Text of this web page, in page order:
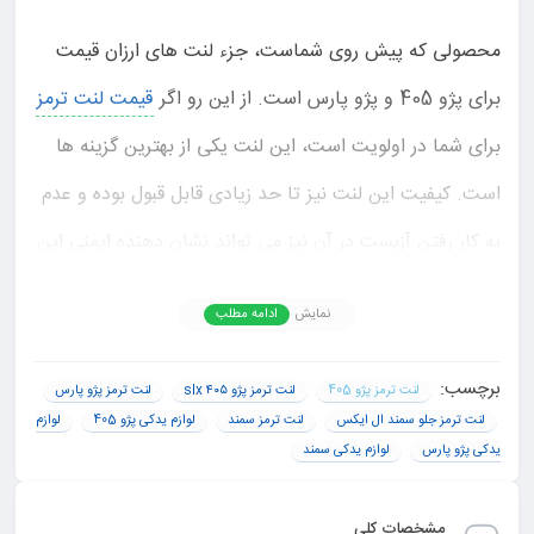
محصولی که پیش روی شماست، جزء لنت های ارزان قیمت
برای پژو 405 و پژو پارس است. از این رو اگر
قیمت لنت ترمز
برای شما در اولویت است، این لنت یکی از بهترین گزینه ها
است. کیفیت این لنت نیز تا حد زیادی قابل قبول بوده و عدم
پارس سمند
برایخرید لنت ترمز 405
و پژو پارس هانتر، می توانید از
نمایش ادامه مطلب
برچسب: لنت ترمز پژو 405 لنت ترمز پژو ۴۰۵ slx
لنت ترمز پژو پارس
لنت ترمز جلو سمند ال ایکس
لنت ترمز سمند لوازم یدکی پژو 405
لوازم
یدکی پژو پارس
لوازم یدکی سمند